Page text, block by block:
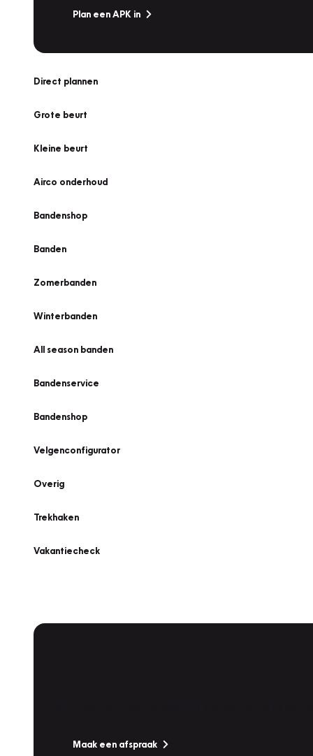
Plan een APK in
Direct plannen
Grote beurt
Kleine beurt
Airco onderhoud
Bandenshop
Banden
Zomerbanden
Winterbanden
All season banden
Bandenservice
Bandenshop
Velgenconfigurator
Overig
Trekhaken
Vakantiecheck
Maak een afspraak